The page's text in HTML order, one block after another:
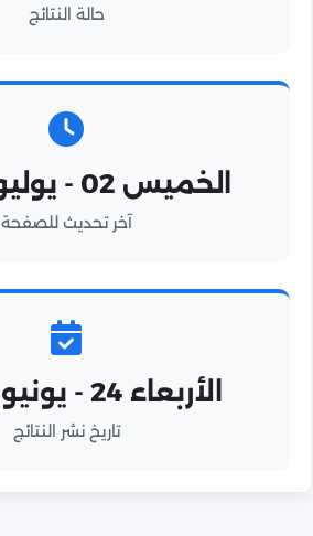
حالة النتائج
الخميس 02 - يوليو - 2026
آخر تحديث للصفحة
الأربعاء 24 - يونيو - 2026
تاريخ نشر النتائج